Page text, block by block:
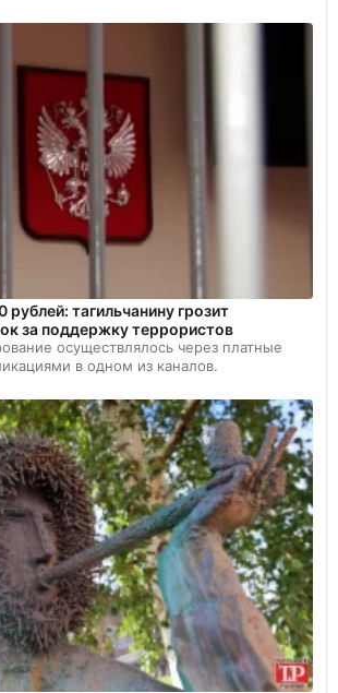
рублей: тагильчанину грозит
за поддержку террористов
осуществлялось через платные
в одном из каналов.